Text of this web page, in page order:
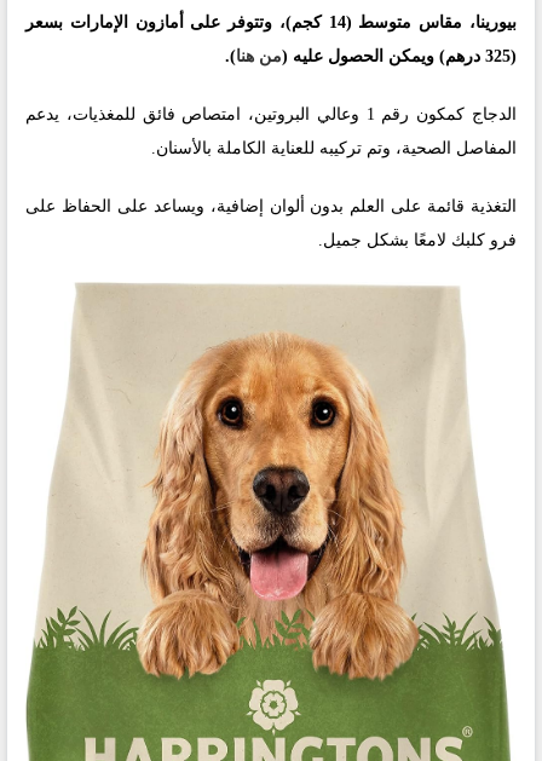
بيورينا، مقاس متوسط (14 كجم)، وتتوفر على أمازون الإمارات بسعر
(‎325 درهم) ويمكن الحصول عليه (
من هنا).
الدجاج كمكون رقم 1 وعالي البروتين، امتصاص فائق للمغذيات، يدعم
المفاصل الصحية، وتم تركيبه للعناية الكاملة بالأسنان.
التغذية قائمة على العلم بدون ألوان إضافية، ويساعد على الحفاظ على
فرو كلبك لامعًا بشكل جميل.